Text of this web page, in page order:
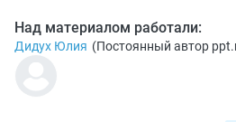
Над материалом работали:
Дидух Юлия (Постоянный автор